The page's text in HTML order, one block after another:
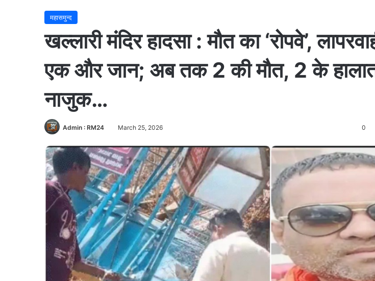
महासमुन्द
खल्लारी मंदिर हादसा : मौत का ‘रोपवे’,
एक और जान; अब तक 2 की मौत, 2 के
नाजुक…
Admin : RM24 March 25, 2026 0